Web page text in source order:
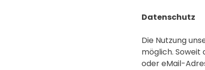
Datenschutz
Die Nutzung
möglich. Soweit
oder eMail-